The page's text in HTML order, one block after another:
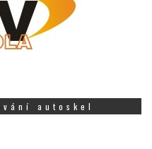
autoskel